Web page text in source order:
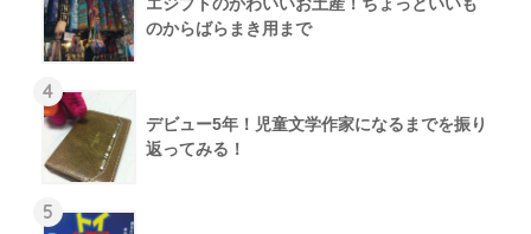
のからばらまき用まで
4
デビュー5年！児童文学作家になるまでを振り
返ってみる！
5